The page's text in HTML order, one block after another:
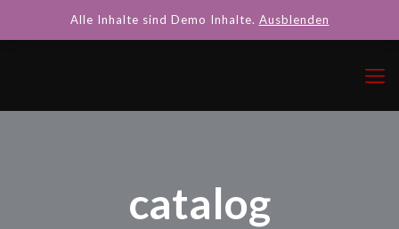
catalog
Alle Inhalte sind Demo Inhalte. Ausblenden